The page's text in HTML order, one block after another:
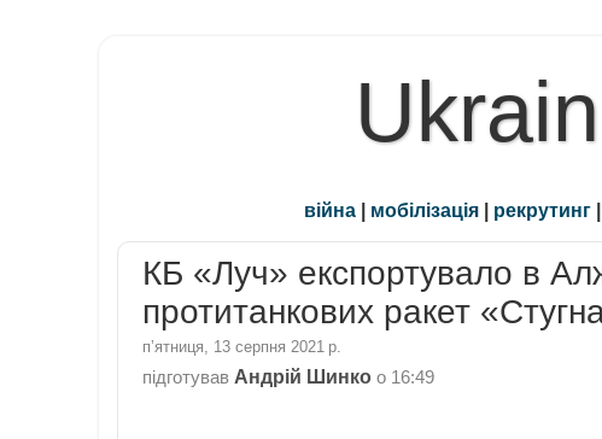
війна | мобілізація | рекрутинг |
КБ «Луч» експортувало в
протитанкових ракет
пʼятниця, 13 серпня 2021 р.
підготував Андрій Шинко о 16:49